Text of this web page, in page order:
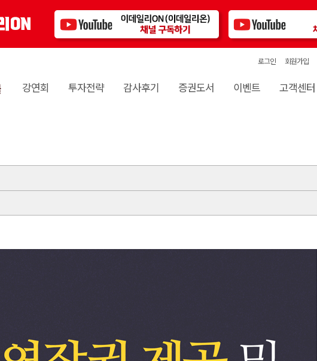
로그인 회원가입
강연회 투자전략 감사후기 증권도서 이벤트 고객센터